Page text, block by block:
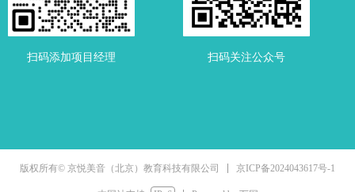
扫码关注公众号
扫码添加项目经理
版权所有© 京悦美音（北京）教育科技有限公司 京ICP备2024043617号-1